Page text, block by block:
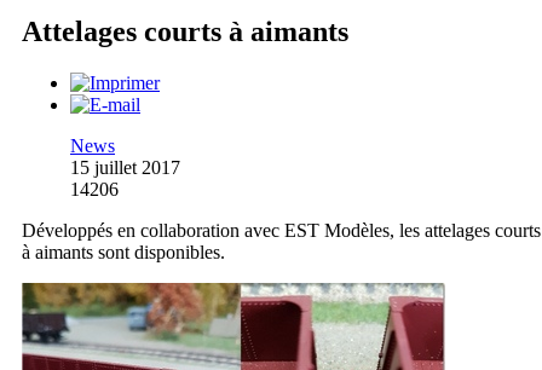
Attelages courts à aimants
News
15 juillet 2017
14206
Développés en collaboration avec EST Modèles, les attelages courts
à aimants sont disponibles.